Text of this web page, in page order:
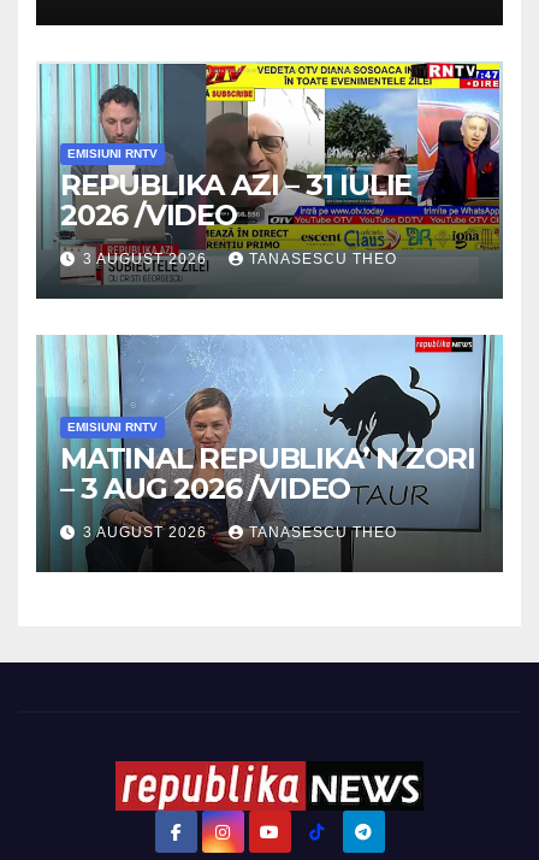
/VIDEO
EMISIUNI RNTV
REPUBLIKA AZI – 31 IULIE
2026 /VIDEO
3 AUGUST 2026 TANASESCU THEO
EMISIUNI RNTV
MATINAL REPUBLIKA’ N ZORI
– 3 AUG 2026 /VIDEO
3 AUGUST 2026 TANASESCU THEO